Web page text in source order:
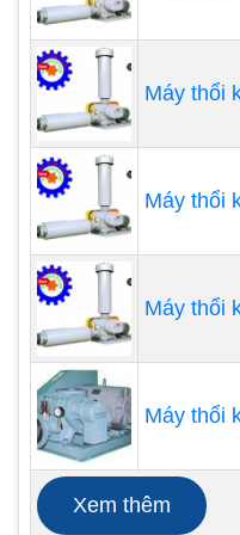
dung các thiết bị như
dụng thiết bị này sẽ
trong ao nuôi.Máy thổi
Máy thổi
Máy thổi
Máy thổi
Xem thêm